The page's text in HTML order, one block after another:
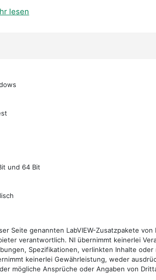
lesen
und 64 Bit
Seite genannten LabVIEW-Zusatzpakete
verantwortlich. NI übernimmt keinerlei
Spezifikationen, verlinkten Inhalte
keinerlei Gewährleistung, weder
mögliche Ansprüche oder Angaben von